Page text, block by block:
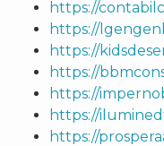
https://
https://
https://
https://
https://
https://
https://